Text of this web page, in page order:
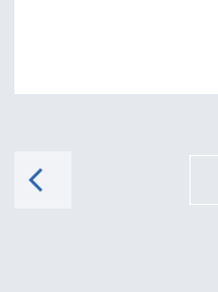
arrow_back_ios